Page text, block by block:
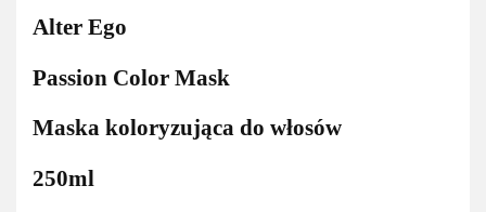
Alter Ego
Passion Color Mask
Maska koloryzująca do włosów
250ml